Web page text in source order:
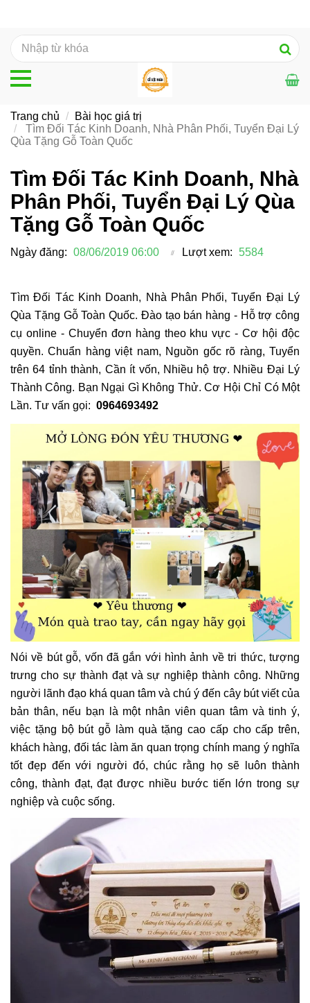
Tìm Đối Tác Kinh Doanh, Nhà
Phân Phối, Tuyển Đại Lý Qùa
Tặng Gỗ Toàn Quốc
Ngày đăng: 08/06/2019 06:00 Lượt xem: 5584
Tìm Đối Tác Kinh Doanh, Nhà Phân Phối, Tuyển Đại Lý
Qùa Tặng Gỗ Toàn Quốc. Đào tạo bán hàng - Hỗ trợ công
cụ online - Chuyển đơn hàng theo khu vực - Cơ hội độc
quyền. Chuẩn hàng việt nam, Nguồn gốc rõ ràng, Tuyển
trên 64 tỉnh thành, Cần ít vốn, Nhiều hộ trợ. Nhiều Đại Lý
Thành Công. Bạn Ngại Gì Không Thử. Cơ Hội Chỉ Có Một
Lần. Tư vấn gọi: 0964693492
Nói về bút gỗ, vốn đã gắn với hình ảnh về tri thức, tượng
trưng cho sự thành đạt và sự nghiệp thành công. Những
người lãnh đạo khá quan tâm và chú ý đến cây bút viết của
bản thân, nếu bạn là một nhân viên quan tâm và tinh ý,
việc tặng bộ bút gỗ làm quà tặng cao cấp cho cấp trên,
khách hàng, đối tác làm ăn quan trọng chính mang ý nghĩa
tốt đẹp đến với người đó, chúc rằng họ sẽ luôn thành
công, thành đạt, đạt được nhiều bước tiến lớn trong sự
nghiệp và cuộc sống.
Trang chủ
Bài học giá trị
Tìm Đối Tác Kinh Doanh, Nhà Phân Phối, Tuyển Đại Lý
Qùa Tặng Gỗ Toàn Quốc